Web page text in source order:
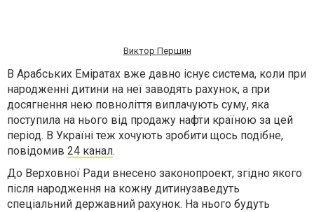
Виктор Першин
В Арабських Еміратах вже давно існує система, коли при
народженні дитини на неї заводять рахунок, а при
досягнення нею повноліття виплачують суму, яка
поступила на нього від продажу нафти країною за цей
період. В Україні теж хочують зробити щось подібне,
повідомив 24 канал.
До Верховної Ради внесено законопроект, згідно якого
після народження на кожну дитинузаведуть
спеціальний державний рахунок. На нього будуть